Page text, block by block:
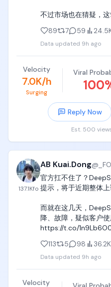
真正决定你能不能活
明，而是：
有没有杠杆？
有没有现金？
能不能扛波动？
会不会在最痛的时候
我一直觉得，普通人
街更聪明。
而是我们可以不加杠
可以定投。
可以分批。
华尔街最怕的，不是
是活得久的人。
市场奖励的是看对方
人。
不过市场也在猜疑，
形成的账面收入。
89 7 59
Data updated 9h ago
Velocity
7.0K/h
Surging
Viral
100
Reply Now
Est. 500
137.1Kfo
AB Kuai.Dong@
官方扛不住了？
提示，将于近期整体
而就在这几天，
降、故障，疑似客户使
https://t.co/
113
5 98 36.2K
Data updated 9h ago
Velocity